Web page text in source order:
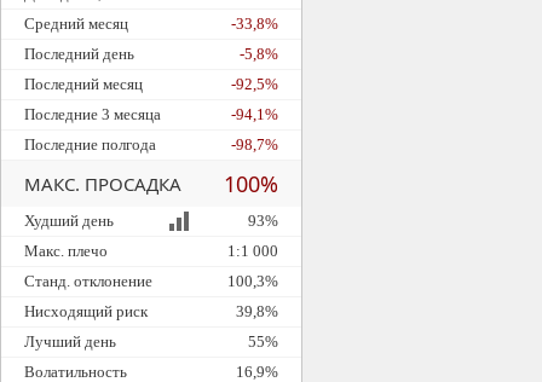
Средний месяц
-33,8%
Последний день
-5,8%
Последний месяц
-92,5%
Последние 3 месяца
-94,1%
Последние полгода
-98,7%
МАКС. ПРОСАДКА 100%
Худший день
93%
Макс. плечо
1:1 000
Станд. отклонение
100,3%
Нисходящий риск
39,8%
Лучший день
55%
Волатильность
16,9%